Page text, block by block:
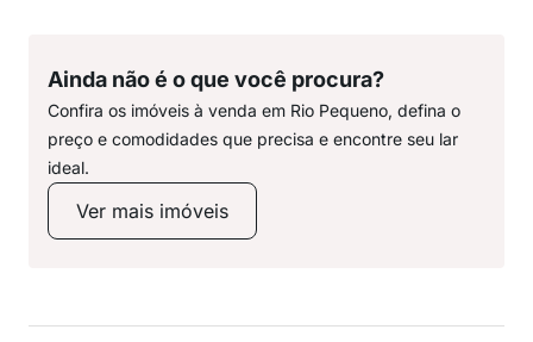
Ainda não é o que você procura?
Confira os imóveis à venda em Rio Pequeno, defina o
preço e comodidades que precisa e encontre seu lar
ideal.
Ver mais imóveis